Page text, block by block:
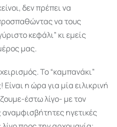
δεν πρέπει να
να τους
κεφάλι” κι εμείς
μας.
Το “καμπανάκι”
η ώρα για μία ειλικρινή
έστω λίγο- με τον
αναμφισβήτητες ηγετικές